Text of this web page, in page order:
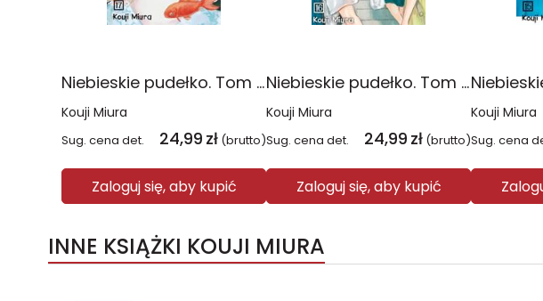
Niebieskie pudełko. Tom 17
Kouji Miura
Sug. cena det. 24,99 zł (brutto)
Zaloguj się, aby kupić
Niebieskie pudełko. Tom 16
Kouji Miura
Sug. cena det. 24,99 zł (brutto)
Zaloguj się, aby kupić
Kouji Miura
Sug. cena
INNE KSIĄŻKI KOUJI MIURA